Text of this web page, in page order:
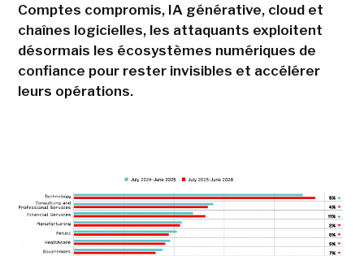
Comptes compromis, IA générative, cloud et
chaînes logicielles, les attaquants exploitent
désormais les écosystèmes numériques de
confiance pour rester invisibles et accélérer
leurs opérations.